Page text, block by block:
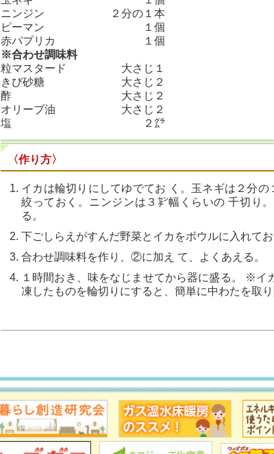
ニンジン ２分の１本
ピーマン １個
赤パプリカ １個
※合わせ調味料
粒マスタード 大さじ１
きび砂糖 大さじ２
酢 大さじ２
オリーブ油 大さじ２
塩 ２㌘
〈作り方〉
イカは輪切りにしてゆでてお く。玉ネギは２分の
絞っておく。ニンジンは３㌢幅くらいの 千切り
る。
下ごしらえがすんだ野菜とイカをボウルに入れてお
合わせ調味料を作り、②に加え て、よくあえる。
１時間おき、味をなじませてから器に盛る。 ※イ
凍したものを輪切りにすると、簡単に中わたを取り